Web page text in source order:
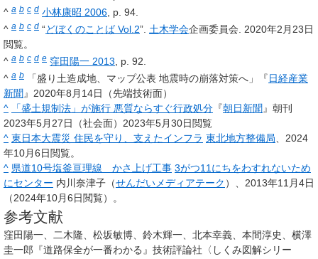
^ a b c d 小林康昭 2006 , p. 94.
^ a b c d “どぼくのことば Vol.2”. 土木学会企画委員会. 2020年2月23日
閲覧。
^ a b c d e 窪田陽一 2013 , p. 92.
^ a b 「盛り土造成地、マップ公表 地震時の崩落対策へ」『日経産業
新聞 』2020年8月14日（先端技術面）
^
「盛土規制法」が施行 悪質ならすぐ行政処分 『朝日新聞 』朝刊
2023年5月27日（社会面）2023年5月30日閲覧
^ 東日本大震災 住民を守り、支えたインフラ 東北地方整備局 、2024
年10月6日閲覧。
^ 県道10号塩釜亘理線 かさ上げ工事 3がつ11にちをわすれないため
にセンター 内川奈津子（せんだいメディアテーク ）、2013年11月4日
（2024年10月6日閲覧）。
参考文献
窪田陽一、二木隆、松坂敏博、鈴木輝一、北本幸義、本間淳史、横澤
圭一郎『道路保全が一番わかる』技術評論社〈しくみ図解シリー